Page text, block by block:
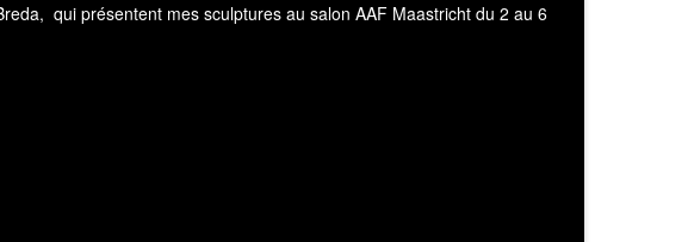
qui présentent mes sculptures au salon AAF Maastricht du 2 au 6